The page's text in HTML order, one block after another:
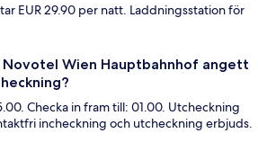
EUR 29.90 per natt. Laddningsstation för
Novotel Wien Hauptbahnhof angett
Checka in fram till: 01.00. Utcheckning
incheckning och utcheckning erbjuds.